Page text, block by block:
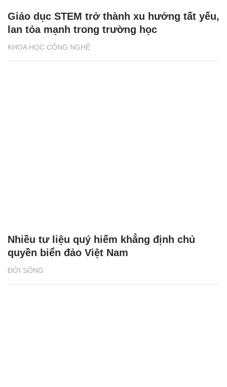
KHOA HỌC CÔNG NGHỆ
Giáo dục STEM trở thành xu hướng tất yếu,
lan tỏa mạnh trong trường học
ĐỜI SỐNG
Nhiều tư liệu quý hiếm khẳng định chủ
quyền biển đảo Việt Nam